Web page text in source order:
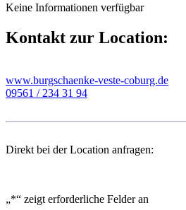
Keine Informationen verfügbar
Kontakt zur Location:
www.burgschaenke-veste-coburg.de
09561 / 234 31 94
Direkt bei der Location anfragen:
„*“ zeigt erforderliche Felder an